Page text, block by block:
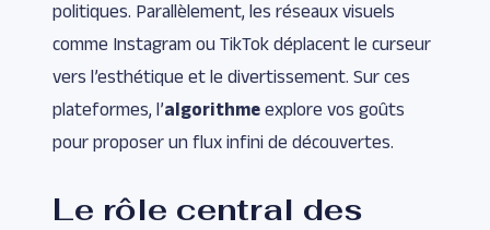
politiques. Parallèlement, les réseaux visuels
comme Instagram ou TikTok déplacent le curseur
vers l’esthétique et le divertissement. Sur ces
plateformes, l’algorithme explore vos goûts
pour proposer un flux infini de découvertes.
Le rôle central des